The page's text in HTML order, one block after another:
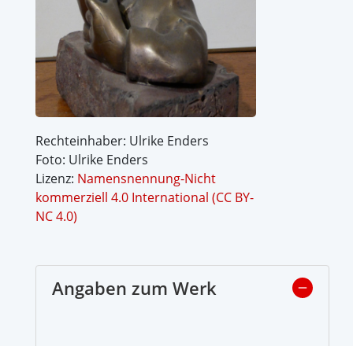
Rechteinhaber: Ulrike Enders
Foto: Ulrike Enders
Lizenz: Namensnennung-Nicht
kommerziell 4.0 International (CC BY-
NC 4.0)
Angaben zum Werk